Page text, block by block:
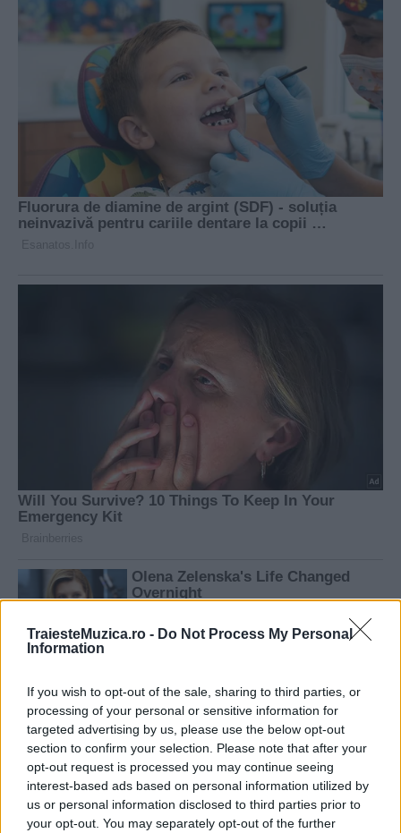
TraiesteMuzica.ro - Do Not Process My Personal
Information
If you wish to opt-out of the sale, sharing to third parties, or
processing of your personal or sensitive information for
targeted advertising by us, please use the below opt-out
section to confirm your selection. Please note that after your
opt-out request is processed you may continue seeing
interest-based ads based on personal information utilized by
us or personal information disclosed to third parties prior to
your opt-out. You may separately opt-out of the further